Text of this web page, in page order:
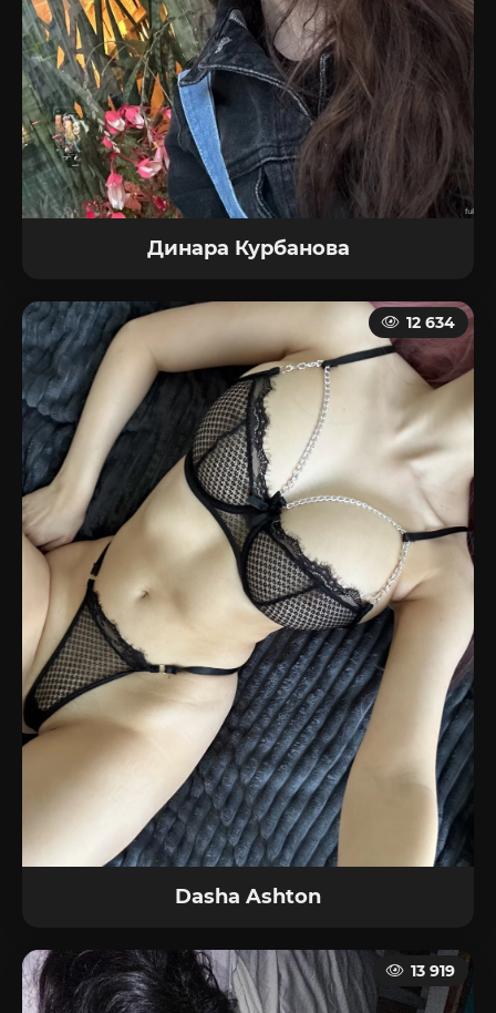
Динара Курбанова
Dasha Ashton
12 634
13 919